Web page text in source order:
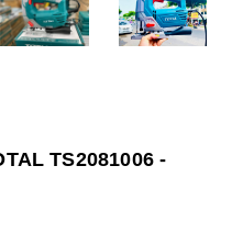
TS2081006 -